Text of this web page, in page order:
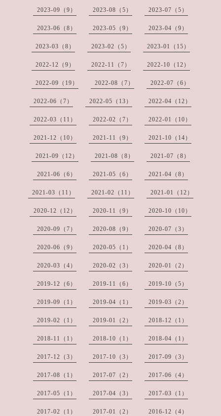
2023-09（9） 2023-08（5） 2023-07（5）
2023-06（8） 2023-05（9） 2023-04（9）
2023-03（8） 2023-02（5） 2023-01（15）
2022-12（9） 2022-11（7） 2022-10（12）
2022-09（19） 2022-08（7） 2022-07（6）
2022-06（7） 2022-05（13） 2022-04（12）
2022-03（11） 2022-02（7） 2022-01（10）
2021-12（10） 2021-11（9） 2021-10（14）
2021-09（12） 2021-08（8） 2021-07（8）
2021-06（6） 2021-05（6） 2021-04（8）
2021-03（11） 2021-02（11） 2021-01（12）
2020-12（12） 2020-11（9） 2020-10（10）
2020-09（7） 2020-08（9） 2020-07（3）
2020-06（9） 2020-05（1） 2020-04（8）
2020-03（4） 2020-02（3） 2020-01（2）
2019-12（6） 2019-11（6） 2019-10（5）
2019-09（1） 2019-04（1） 2019-03（2）
2019-02（1） 2019-01（2） 2018-12（1）
2018-11（1） 2018-10（1） 2018-04（1）
2017-12（3） 2017-10（3） 2017-09（3）
2017-08（1） 2017-07（2） 2017-06（4）
2017-05（1） 2017-04（3） 2017-03（1）
2017-02（1） 2017-01（2） 2016-12（4）